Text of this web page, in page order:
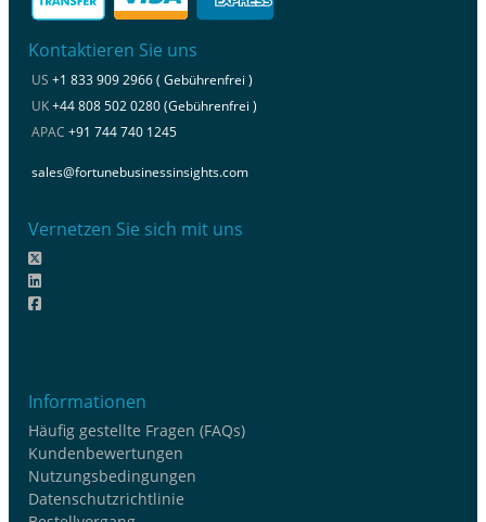
Kontaktieren Sie uns
US +1 833 909 2966 ( Gebührenfrei )
UK+44 808 502 0280 (Gebührenfrei )
APAC +91 744 740 1245
sales@fortunebusinessinsights.com
Vernetzen Sie sich mit uns
Informationen
Häufig gestellte Fragen (FAQs)
Kundenbewertungen
Nutzungsbedingungen
Datenschutzrichtlinie